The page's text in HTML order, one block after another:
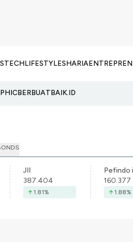
TECHLIFESTYLESHARIA
BERBUATBAIK.ID
JII
387.404
1.81%
Pefindo
160.377
1.88%